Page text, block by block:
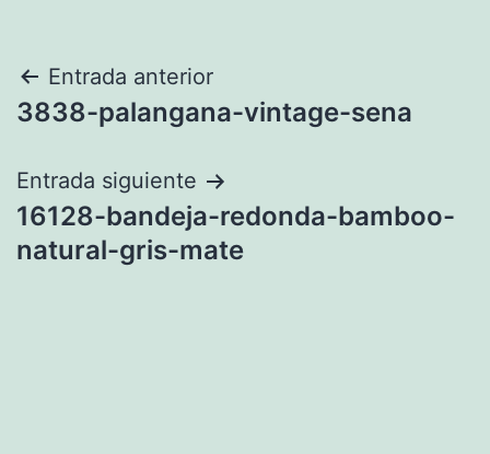
Navegación
de
entradas
Entrada anterior
3838-palangana-vintage-sena
Entrada siguiente
16128-bandeja-redonda-bamboo-
natural-gris-mate